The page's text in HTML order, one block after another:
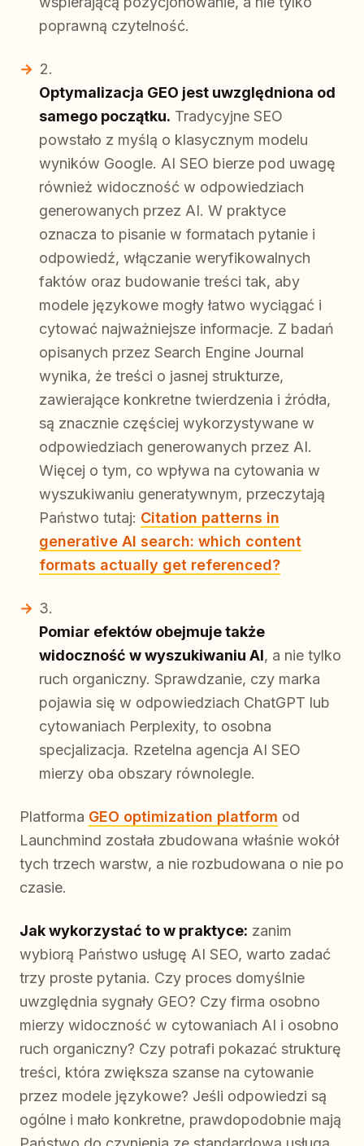
poprawną czytelność.
Optymalizacja GEO jest uwzględniona od
samego początku. Tradycyjne SEO
powstało z myślą o klasycznym modelu
wyników Google. AI SEO bierze pod uwagę
również widoczność w odpowiedziach
generowanych przez AI. W praktyce
oznacza to pisanie w formatach pytanie i
odpowiedź, włączanie weryfikowalnych
faktów oraz budowanie treści tak, aby
modele językowe mogły łatwo wyciągać i
cytować najważniejsze informacje. Z badań
opisanych przez Search Engine Journal
wynika, że treści o jasnej strukturze,
zawierające konkretne twierdzenia i źródła,
są znacznie częściej wykorzystywane w
odpowiedziach generowanych przez AI.
Więcej o tym, co wpływa na cytowania w
wyszukiwaniu generatywnym, przeczytają
Państwo tutaj: Citation patterns in
generative AI search: which content
formats actually get referenced?
Pomiar efektów obejmuje także
widoczność w wyszukiwaniu AI, a nie tylko
ruch organiczny. Sprawdzanie, czy marka
pojawia się w odpowiedziach ChatGPT lub
cytowaniach Perplexity, to osobna
specjalizacja. Rzetelna agencja AI SEO
mierzy oba obszary równolegle.
Platforma GEO optimization platform od
Launchmind została zbudowana właśnie wokół
tych trzech warstw, a nie rozbudowana o nie po
czasie.
Jak wykorzystać to w praktyce: zanim
wybiorą Państwo usługę AI SEO, warto zadać
trzy proste pytania. Czy proces domyślnie
uwzględnia sygnały GEO? Czy firma osobno
mierzy widoczność w cytowaniach AI i osobno
ruch organiczny? Czy potrafi pokazać strukturę
treści, która zwiększa szanse na cytowanie
przez modele językowe? Jeśli odpowiedzi są
ogólne i mało konkretne, prawdopodobnie mają